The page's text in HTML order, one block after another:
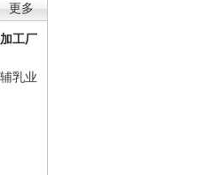
更多
工厂
乳业